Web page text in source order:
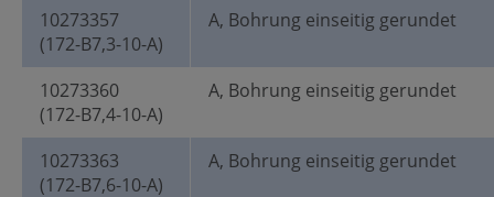
10273357
(172-B7,3-10-A)
A, Bohrung einseitig gerundet
10273360
(172-B7,4-10-A)
A, Bohrung einseitig gerundet
10273363
(172-B7,6-10-A)
A, Bohrung einseitig gerundet